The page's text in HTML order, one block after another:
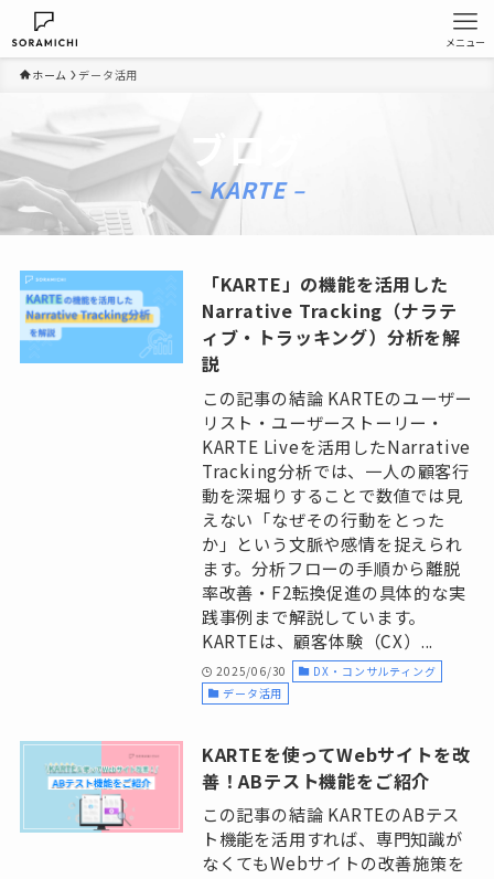
メニュー
ホーム データ活用
ブログ
– KARTE –
「KARTE」の機能を活用した
Narrative Tracking（ナラテ
ィブ・トラッキング）分析を解
説
この記事の結論 KARTEのユーザー
リスト・ユーザーストーリー・
KARTE Liveを活用したNarrative
Tracking分析では、一人の顧客行
動を深堀りすることで数値では見
えない「なぜその行動をとった
か」という文脈や感情を捉えられ
ます。分析フローの手順から離脱
率改善・F2転換促進の具体的な実
践事例まで解説しています。
KARTEは、顧客体験（CX）...
2025/06/30
DX・コンサルティング
データ活用
KARTEを使ってWebサイトを改
善！ABテスト機能をご紹介
この記事の結論 KARTEのABテス
ト機能を活用すれば、専門知識が
なくてもWebサイトの改善施策を